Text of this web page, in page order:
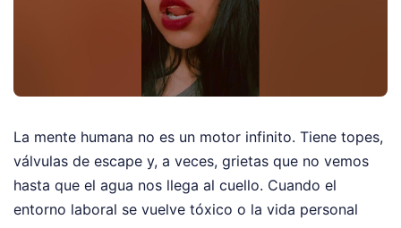
La mente humana no es un motor infinito. Tiene topes,
válvulas de escape y, a veces, grietas que no vemos
hasta que el agua nos llega al cuello. Cuando el
entorno laboral se vuelve tóxico o la vida personal